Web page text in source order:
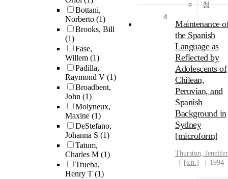
Bottani,
Norberto (1)
Brooks, Bill
(1)
Fase,
Willem (1)
Padilla,
Raymond V (1)
Broadbent,
John (1)
Molyneux,
Maxine (1)
DeStefano,
Johanna S (1)
Tatum,
Charles M (1)
Trueba,
Henry T (1)
청
4
Maintenance
the Spanish
Language as
Reflected by
Adolescents of
Chilean,
Peruvian, and
Spanish
Background in
Sydney
[microform]
Thurstun, Jennifer
[s.n.]
1994